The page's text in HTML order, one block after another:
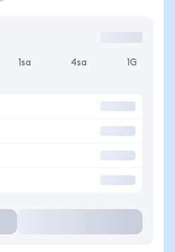
1sa 4sa 1G